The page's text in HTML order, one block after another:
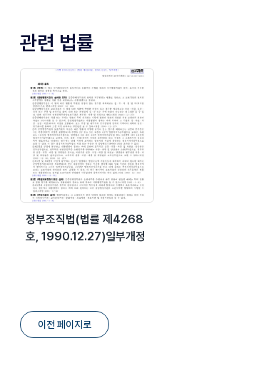
관련 법률
정부조직법(법률 제4268
호, 1990.12.27)일부개정
이전 페이지로